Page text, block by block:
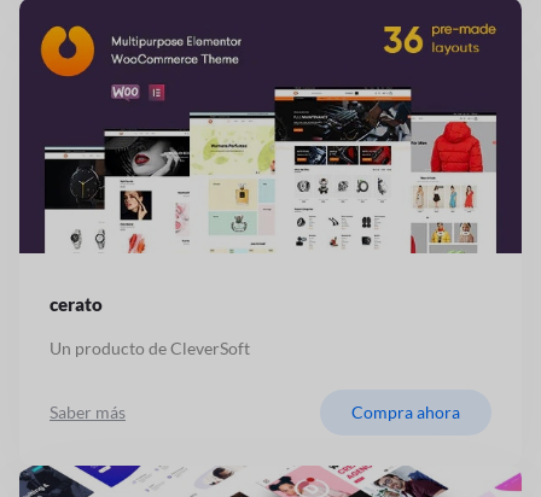
cerato
Un producto de CleverSoft
Saber más Compra ahora